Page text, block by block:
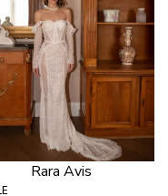
Rara Avis